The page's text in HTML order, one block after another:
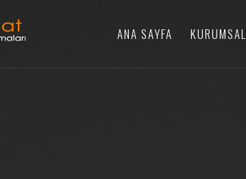
ANA SAYFA KURUMSAL